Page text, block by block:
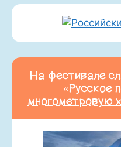
На фестивале
«Русское
многометровую